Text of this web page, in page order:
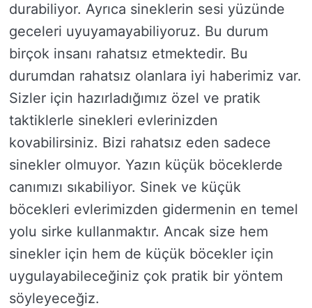
durabiliyor. Ayrıca sineklerin sesi yüzünde
geceleri uyuyamayabiliyoruz. Bu durum
birçok insanı rahatsız etmektedir. Bu
durumdan rahatsız olanlara iyi haberimiz var.
Sizler için hazırladığımız özel ve pratik
taktiklerle sinekleri evlerinizden
kovabilirsiniz. Bizi rahatsız eden sadece
sinekler olmuyor. Yazın küçük böceklerde
canımızı sıkabiliyor. Sinek ve küçük
böcekleri evlerimizden gidermenin en temel
yolu sirke kullanmaktır. Ancak size hem
sinekler için hem de küçük böcekler için
uygulayabileceğiniz çok pratik bir yöntem
söyleyeceğiz.